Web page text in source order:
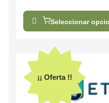
Seleccionar
¡¡ Oferta !!